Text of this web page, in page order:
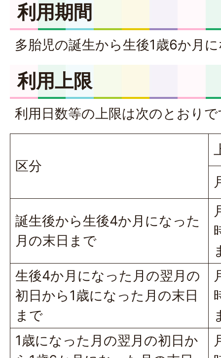
利用期間
多胎児の誕生から生後1歳6か月
利用上限
利用日数等の上限は次のとおり
区分
誕生後から生後4か月になった
月の末日まで
生後4か月になった月の翌月の
初日から1歳になった月の末日
まで
1歳になった月の翌月の初日か